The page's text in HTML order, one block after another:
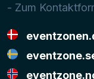
- Zum